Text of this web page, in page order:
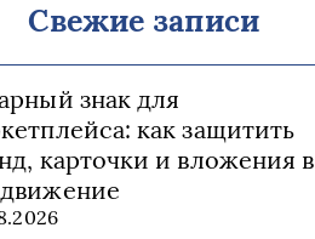
Свежие записи
знак для
как защитить
карточки и вложения в